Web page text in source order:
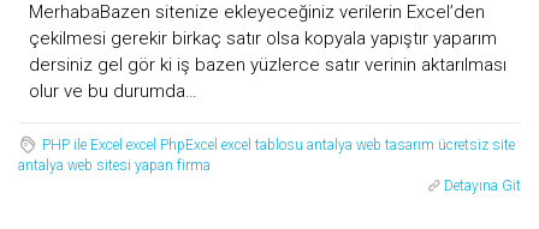
MerhabaBazen sitenize ekleyeceğiniz verilerin Excel’den
çekilmesi gerekir birkaç satır olsa kopyala yapıştır yaparım
dersiniz gel gör ki iş bazen yüzlerce satır verinin aktarılması
olur ve bu durumda…
PHP ile Excel excel PhpExcel excel tablosu antalya web tasarım ücretsiz site
antalya web sitesi yapan firma
Detayına Git